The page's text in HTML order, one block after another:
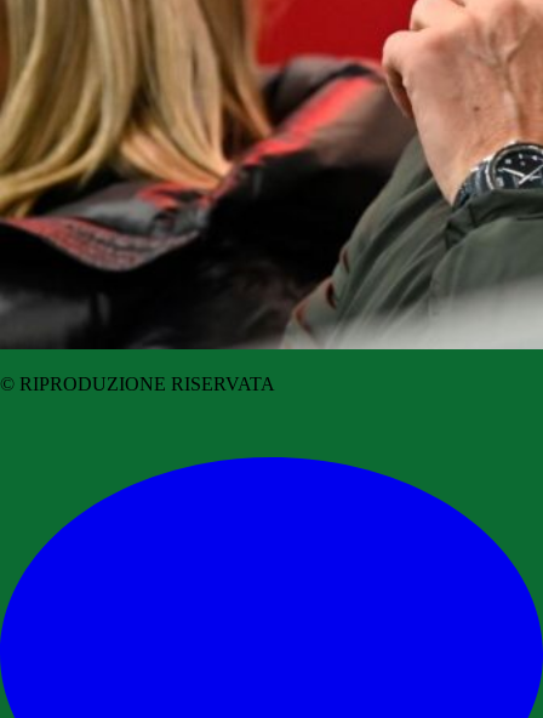
© RIPRODUZIONE RISERVATA